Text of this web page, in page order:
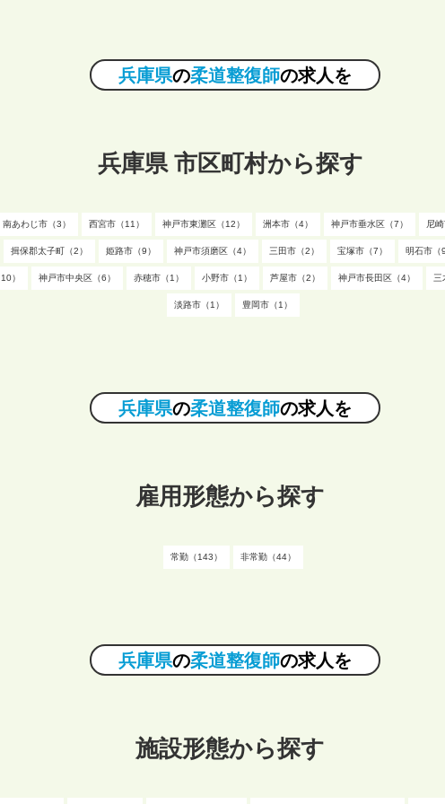
兵庫県の柔道整復師の求人を
兵庫県 市区町村から探す
南あわじ市（3） 西宮市（11） 神戸市東灘区（12） 洲本市（4） 神戸市垂水区（7） 尼
揖保郡太子町（2） 姫路市（9） 神戸市須磨区（4） 三田市（2） 宝塚市（7） 明石市（9
） 神戸市中央区（6） 赤穂市（1） 小野市（1） 芦屋市（2） 神戸市長田区（4） 三
淡路市（1） 豊岡市（1）
兵庫県の柔道整復師の求人を
雇用形態から探す
常勤（143） 非常勤（44）
兵庫県の柔道整復師の求人を
施設形態から探す